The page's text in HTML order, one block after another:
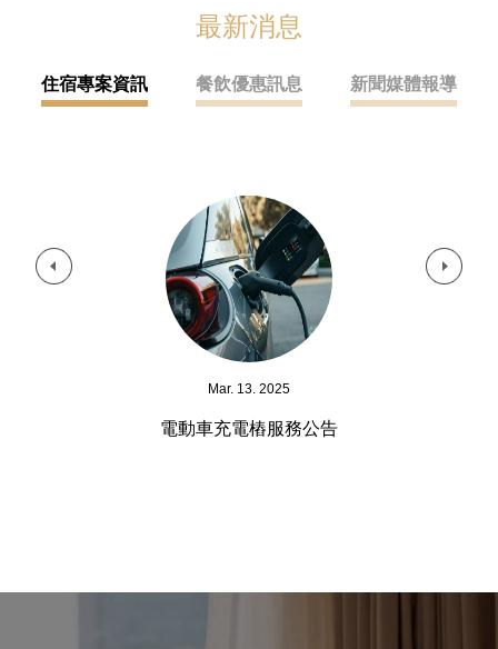
最新消息
住宿專案資訊 餐飲優惠訊息 新聞媒體報導
Mar. 13. 2025
電動車充電樁服務公告